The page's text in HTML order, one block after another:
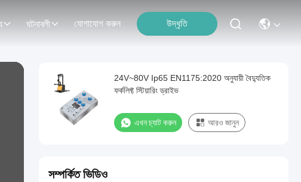
ঘটনাবলী যোগাযোগ করুন উদ্ধৃতি
24V~80V Ip65 EN1175:2020 অনুযায়ী বৈদ্যুতিক
ফর্কলিফ্ট স্টিয়ারিং ড্রাইভ
এখন চ্যাট করুন আরও জানুন
সম্পর্কিত ভিডিও